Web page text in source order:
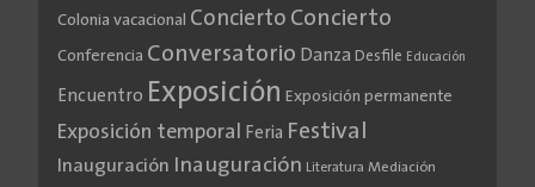
Colonia vacacional Concierto Concierto
Conferencia Conversatorio Danza Desfile Educación
Encuentro Exposición Exposición permanente
Exposición temporal Feria Festival
Inauguración Inauguración Literatura Mediación